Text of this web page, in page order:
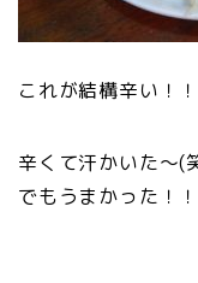
これが結構辛い！！
辛くて汗かいた～(
でもうまかった！！